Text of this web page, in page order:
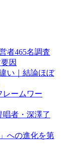
者465名調査
因
い｜結論ほぼ
レームワー
唱者・深澤了
への進化を第